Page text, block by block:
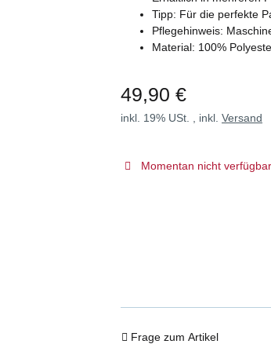
Tipp: Für die perfekte
Pflegehinweis:
Material: 100%
49,90 €
inkl. 19% USt. , inkl. Versand
Momentan nicht verfügbar
Frage zum Artikel